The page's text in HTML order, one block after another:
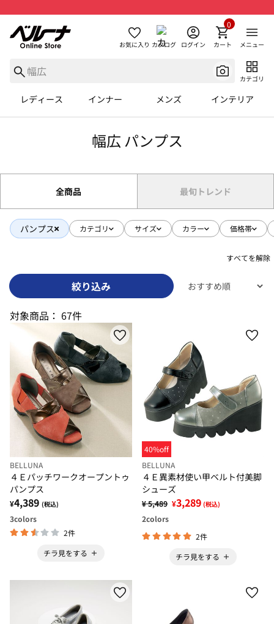
お気に入り カタログ ログイン カート
0
メニュー
カテゴリ
レディース インナー メンズ インテリア
幅広 パンプス
全商品 最旬トレンド
パンプス カテゴリ サイズ カラー 価格帯
すべてを解除
絞り込み
対象商品： 67件
BELLUNA
４Ｅパッチワークオープントゥ
パンプス
¥4,389 (税込)
3colors
2件
チラ見をする
40%off
BELLUNA
４Ｅ異素材使い甲ベルト付美脚
シューズ
¥ 5,489 ¥3,289 (税込)
2colors
2件
チラ見をする